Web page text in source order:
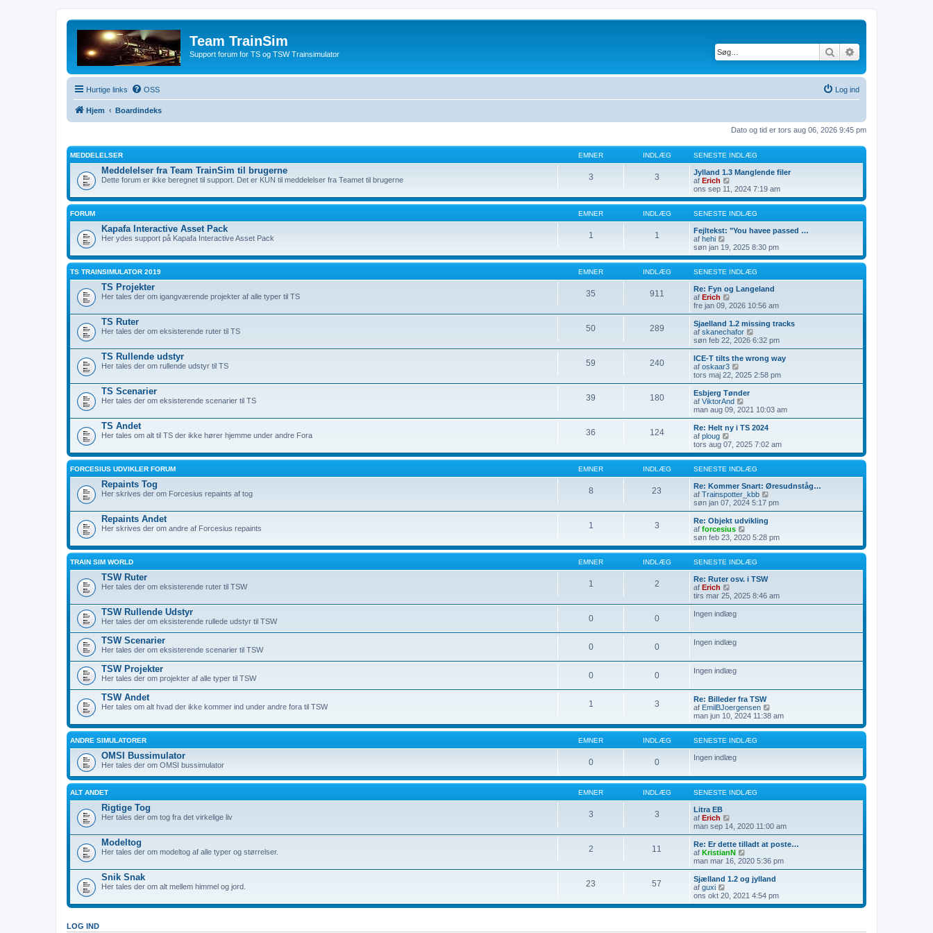
Team TrainSim
Support forum for TS og TSW Trainsimulator Søg
Hurtige links OSS Log ind
Hjem Boardindeks
Dato og tid er tors aug 06, 2026 9:45 pm
MEDDELELSER EMNER INDLÆG SENESTE INDLÆG
Meddelelser fra Team TrainSim til brugerne
Dette forum er ikke beregnet til support. Det er KUN til meddelelser fra Teamet til brugerne 3 3
Jylland 1.3 Manglende filer
af Erich
s
d
e
t
s
n
e
s
t
e
i
d
l
æ
g
ons sep 11, 2024 7:19 am
FORUM EMNER INDLÆG SENESTE INDLÆG
Kapafa Interactive Asset Pack
Her ydes support på Kapafa Interactive Asset Pack 1 1
Fejltekst: "You havee passed …
af hehi
i
s
d
e
t
s
e
n
e
s
t
e
d
l
æ
søn jan 19, 2025 8:30 pm
TS TRAINSIMULATOR 2019 EMNER INDLÆG SENESTE INDLÆG
TS Projekter
Her tales der om igangværende projekter af alle typer til TS 35 911
Re: Fyn og Langeland
af Erich
i
s
d
e
s
e
n
e
s
e
i
n
d
l
g
fre jan 09, 2026 10:56 am
TS Ruter
Her tales der om eksisterende ruter til TS 50 289
Sjaelland 1.2 missing tracks
af skanechafor
i
s
d
t
e
s
e
n
d
æ
søn feb 22, 2026 6:32 pm
TS Rullende udstyr
Her tales der om rullende udstyr til TS 59 240
ICE-T tilts the wrong way
af oskaar3
i
s
d
e
t
e
n
e
s
t
e
i
n
d
l
æ
tors maj 22, 2025 2:58 pm
TS Scenarier
Her tales der om eksisterende scenarier til TS 39 180
Esbjerg Tønder
af ViktorAnd
i
s
d
t
e
n
e
s
e
n
d
l
æ
g
man aug 09, 2021 10:03 am
TS Andet
Her tales om alt til TS der ikke hører hjemme under andre Fora 36 124
Re: Helt ny i TS 2024
af ploug
i
s
d
e
t
s
e
n
e
s
t
e
i
n
d
l
æ
tors aug 07, 2025 7:02 am
FORCESIUS UDVIKLER FORUM EMNER INDLÆG SENESTE INDLÆG
Repaints Tog
Her skrives der om Forcesius repaints af tog 8 23
Re: Kommer Snart: Øresudnståg…
af Trainspotter_kbb
i
s
t
s
e
e
e
æ
søn jan 07, 2024 5:17 pm
Repaints Andet
Her skrives der om andre af Forcesius repaints 1 3
Re: Objekt udvikling
af forcesius
i
s
d
e
t
s
n
e
i
l
søn feb 23, 2020 5:28 pm
TRAIN SIM WORLD EMNER INDLÆG SENESTE INDLÆG
TSW Ruter
Her tales der om eksisterende ruter til TSW 1 2
Re: Ruter osv. i TSW
af Erich
s
d
e
s
e
e
s
n
d
l
æ
g
tirs mar 25, 2025 8:46 am
TSW Rullende Udstyr
Her tales der om eksisterende rullede udstyr til TSW 0 0 Ingen indlæg
TSW Scenarier
Her tales der om eksisterende scenarier til TSW 0 0 Ingen indlæg
TSW Projekter
Her tales der om projekter af alle typer til TSW 0 0 Ingen indlæg
TSW Andet
Her tales om alt hvad der ikke kommer ind under andre fora til TSW 1 3
Re: Billeder fra TSW
af EmilBJoergensen
i
s
d
t
e
n
d
æ
man jun 10, 2024 11:38 am
ANDRE SIMULATORER EMNER INDLÆG SENESTE INDLÆG
OMSI Bussimulator
Her tales der om OMSI bussimulator 0 0 Ingen indlæg
ALT ANDET EMNER INDLÆG SENESTE INDLÆG
Rigtige Tog
Her tales der om tog fra det virkelige liv 3 3
Litra EB
af Erich
i
s
d
e
t
s
e
n
e
s
t
man sep 14, 2020 11:00 am
Modeltog
Her tales der om modeltog af alle typer og størrelser. 2 11
Re: Er dette tilladt at poste…
af KristianN
i
s
d
e
t
e
man mar 16, 2020 5:36 pm
Snik Snak
Her tales der om alt mellem himmel og jord. 23 57
Sjælland 1.2 og jylland
af guxi
i
s
ons okt 20, 2021 4:54 pm
LOG IND